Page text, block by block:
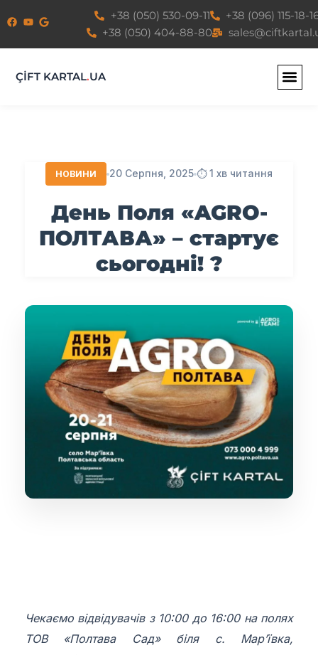
до
+38 (050) 530-09-11
+38 (096) 115-18-
+38 (050) 404-88-80
ÇİFT KARTAL.UA
НОВИНИ 20 Серпня, 2025 ⏱️ 1 хв читання
День Поля «AGRO-
ПОЛТАВА» – стартує
сьогодні! ?
Чекаємо відвідувачів з 10:00 до 16:00 на полях
ТОВ «Полтава Сад» біля с. Мар’ївка,